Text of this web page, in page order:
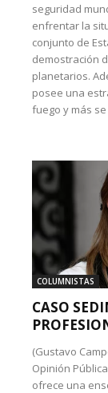
seguridad
enfrentar la
conjunto de
demostración
planetarios.
posee una
fuego y más
COLUMNISTAS
CASO
(Gustavo
Opinión
ofrece una